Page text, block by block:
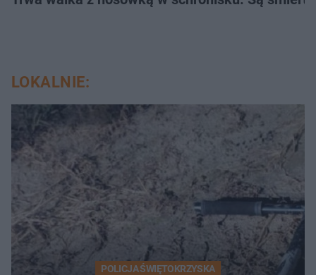
LOKALNIE:
POLICJA ŚWIĘTOKRZYSKA